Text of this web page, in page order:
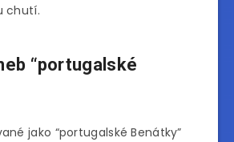
chutí.
“portugalské
jako “portugalské Benátky”